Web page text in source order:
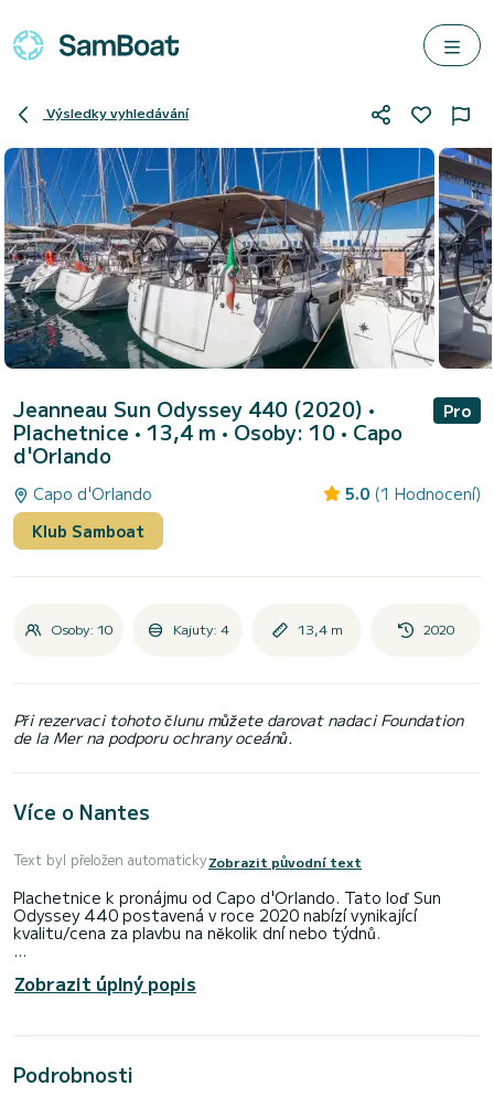
Výsledky vyhledávání
Jeanneau Sun Odyssey 440 (2020) •
Plachetnice • 13,4 m • Osoby: 10 • Capo
d'Orlando
Pro
Capo d'Orlando 5.0 (1 Hodnocení)
Klub Samboat
Osoby: 10 Kajuty: 4 13,4 m 2020
Při rezervaci tohoto člunu můžete darovat nadaci Foundation
de la Mer na podporu ochrany oceánů.
Více o Nantes
Text byl přeložen automatickyZobrazit původní text
Plachetnice k pronájmu od Capo d'Orlando. Tato loď Sun
Odyssey 440 postavená v roce 2020 nabízí vynikající
kvalitu/cena za plavbu na několik dní nebo týdnů.
délkou 13 metrů bude vaším nejlepším spojencem pro
strávení mimořádné dovolené na vodě poblíž Capo d'Orlando
Toto Sun Odyssey 440 je vybavena 2 se sprchou.
Tato loď je vybavena plnou laťovanou hlavní plachtou a
Zobrazit úplný popis
Podrobnosti